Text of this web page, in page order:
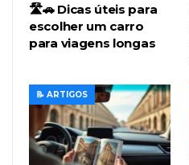
🛣️🚗 Dicas úteis para
escolher um carro
para viagens longas
📝 ARTIGOS